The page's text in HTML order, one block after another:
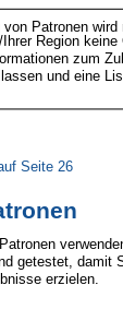
Patronen
Region
zum
und eine
Seite 26
getestet, damit
erzielen.